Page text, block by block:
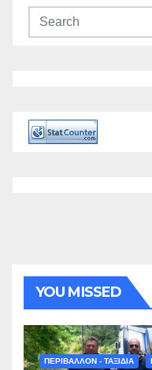
YOU MISSED
ΠΕΡΙΒΑΛΛΟΝ - ΤΑΞΙΔΙΑ